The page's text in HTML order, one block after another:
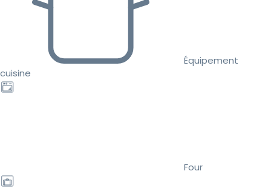
Équipement
cuisine
Four